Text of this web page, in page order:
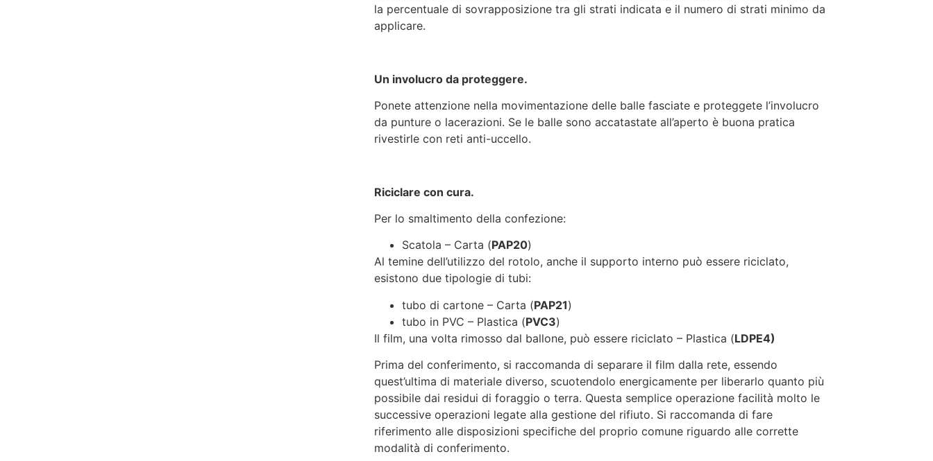
la percentuale di sovrapposizione tra gli strati indicata e il numero di strati minimo da
applicare.
Un involucro da proteggere.
Ponete attenzione nella movimentazione delle balle fasciate e proteggete l’involucro
da punture o lacerazioni. Se le balle sono accatastate all’aperto è buona pratica
rivestirle con reti anti-uccello.
Riciclare con cura.
Per lo smaltimento della confezione:
Scatola – Carta (PAP20)
Al temine dell’utilizzo del rotolo, anche il supporto interno può essere riciclato,
esistono due tipologie di tubi:
tubo di cartone – Carta (PAP21)
tubo in PVC – Plastica (PVC3)
Il film, una volta rimosso dal ballone, può essere riciclato – Plastica (LDPE4)
Prima del conferimento, si raccomanda di separare il film dalla rete, essendo
quest’ultima di materiale diverso, scuotendolo energicamente per liberarlo quanto più
possibile dai residui di foraggio o terra. Questa semplice operazione facilità molto le
successive operazioni legate alla gestione del rifiuto. Si raccomanda di fare
riferimento alle disposizioni specifiche del proprio comune riguardo alle corrette
modalità di conferimento.